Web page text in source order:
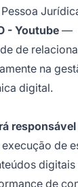
- Youtube —
de
na
digital.
de
digitais
de